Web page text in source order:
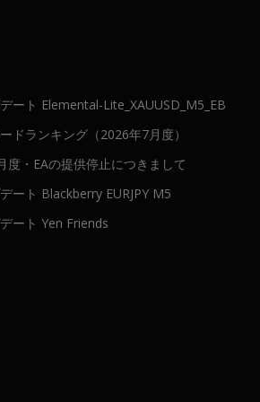
ート Elemental-Lite_XAUUSD_M5_EB
ドランキング（2026年7月度）
度・EAの提供停止につきまして
ート Blackberry EURJPY M5
ート Yen Friends